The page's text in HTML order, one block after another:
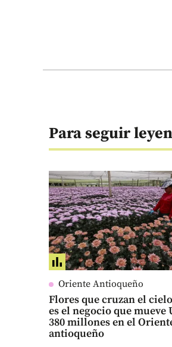
Para seguir
Oriente Antioqueño
Flores que cruzan el
es el negocio que mueve
380 millones en el
antioqueño